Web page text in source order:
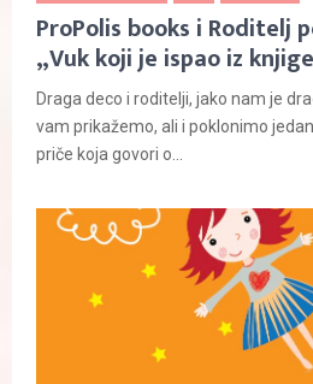
ProPolis books i Roditelj
„Vuk koji je ispao iz
Draga deco i roditelji, jako nam je
vam prikažemo, ali i poklonimo
priče koja govori o...